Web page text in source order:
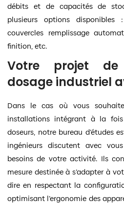
débits et de capacités de
plusieurs options
couvercles remplissage
finition, etc.
Votre projet
dosage industriel
Dans le cas où vous
installations intégrant à la
doseurs, notre bureau d’études
ingénieurs discutent avec
besoins de votre activité. Ils
mesure destinée à s’adapter à
dire en respectant la
optimisant l’ergonomie des